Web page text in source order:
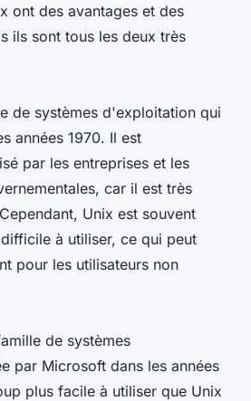
ont des avantages et des
ils sont tous les deux très
de systèmes d'exploitation qui
années 1970. Il est
par les entreprises et les
car il est très
Unix est souvent
à utiliser, ce qui peut
pour les utilisateurs non
de systèmes
par Microsoft dans les années
plus facile à utiliser que Unix